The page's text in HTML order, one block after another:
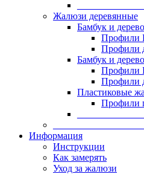
Жалюзи деревянные
Бамбук и
Профили
Профили
Бамбук и
Профили
Профили
Пластиковые
Профили
Информация
Инструкции
Как замерять
Уход за жалюзи